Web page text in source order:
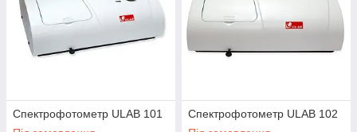
Спектрофотометр ULAB 101
Спектрофотометр ULAB 102